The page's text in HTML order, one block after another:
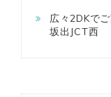
広々2DKで
坂出JCT西